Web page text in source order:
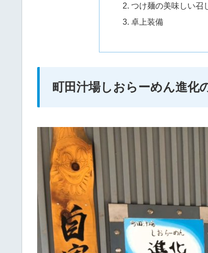
つけ麺の美味しい召
卓上装備
町田汁場しおらーめん進化